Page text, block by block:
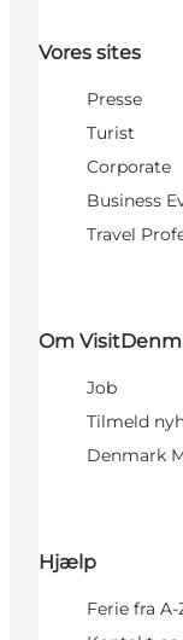
Vores sites
Presse
Turist
Corporate
Business
Travel
Om
Job
Tilmeld
Denmark
Hjælp
Ferie fra A-